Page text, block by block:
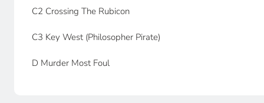
C2 Crossing The Rubicon
C3 Key West (Philosopher Pirate)
D Murder Most Foul